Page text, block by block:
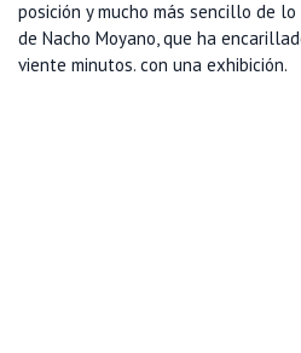
posición y mucho más sencillo de
de Nacho Moyano, que ha
viente minutos. con una exhibición.